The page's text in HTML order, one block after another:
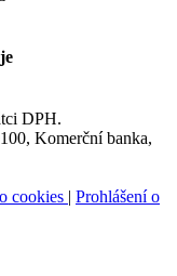
DPH.
Komerční banka,
cookies | Prohlášení o